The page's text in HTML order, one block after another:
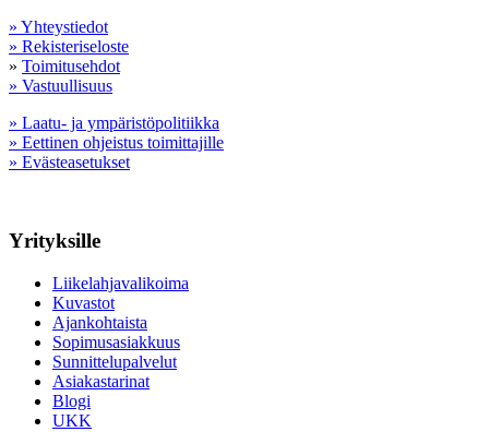
» Yhteystiedot
» Rekisteriseloste
» Toimitusehdot
» Vastuullisuus
» Laatu- ja ympäristöpolitiikka
» Eettinen ohjeistus toimittajille
» Evästeasetukset
Yrityksille
Liikelahjavalikoima
Kuvastot
Ajankohtaista
Sopimusasiakkuus
Sunnittelupalvelut
Asiakastarinat
Blogi
UKK